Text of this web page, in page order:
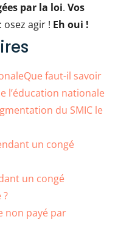
par la loi. Vos
osez agir ! Eh oui !
Que faut-il savoir
l’éducation nationale
du SMIC le
un congé